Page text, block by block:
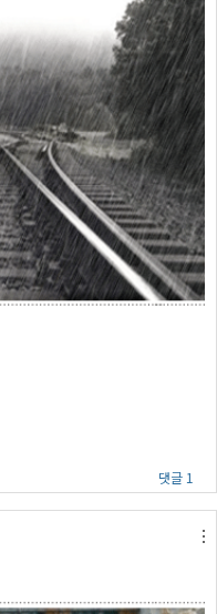
댓글 1